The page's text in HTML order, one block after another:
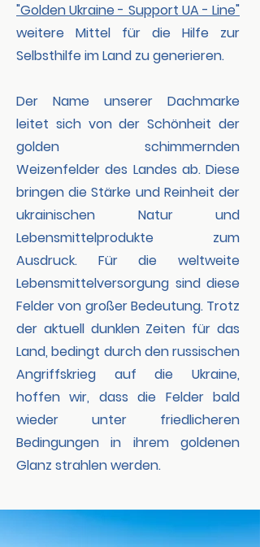
"Golden Ukraine - Support UA - Line"
weitere Mittel für die Hilfe zur
Selbsthilfe im Land zu generieren.
Der Name unserer Dachmarke
leitet sich von der Schönheit der
golden schimmernden
Weizenfelder des Landes ab. Diese
bringen die Stärke und Reinheit der
ukrainischen Natur und
Lebensmittelprodukte zum
Ausdruck. Für die weltweite
Lebensmittelversorgung sind diese
Felder von großer Bedeutung. Trotz
der aktuell dunklen Zeiten für das
Land, bedingt durch den russischen
Angriffskrieg auf die Ukraine,
hoffen wir, dass die Felder bald
wieder unter friedlicheren
Bedingungen in ihrem goldenen
Glanz strahlen werden.